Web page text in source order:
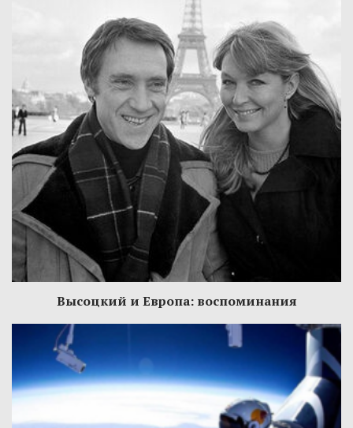
Высоцкий и Европа: воспоминания